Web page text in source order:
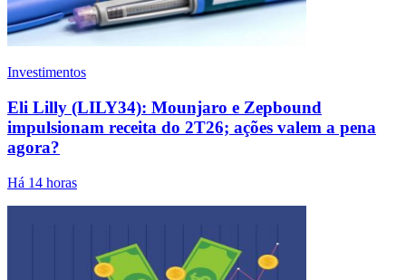
Investimentos
Eli Lilly (LILY34): Mounjaro e Zepbound
impulsionam receita do 2T26; ações valem a pena
agora?
Há 14 horas